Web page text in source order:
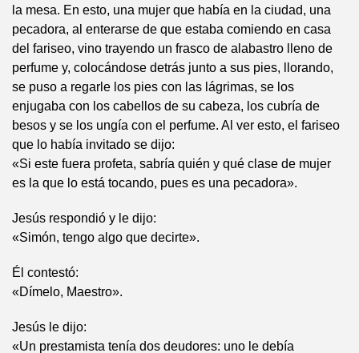
la mesa. En esto, una mujer que había en la ciudad, una
pecadora, al enterarse de que estaba comiendo en casa
del fariseo, vino trayendo un frasco de alabastro lleno de
perfume y, colocándose detrás junto a sus pies, llorando,
se puso a regarle los pies con las lágrimas, se los
enjugaba con los cabellos de su cabeza, los cubría de
besos y se los ungía con el perfume. Al ver esto, el fariseo
que lo había invitado se dijo:
«Si este fuera profeta, sabría quién y qué clase de mujer
es la que lo está tocando, pues es una pecadora».
Jesús respondió y le dijo:
«Simón, tengo algo que decirte».
Él contestó:
«Dímelo, Maestro».
Jesús le dijo:
«Un prestamista tenía dos deudores: uno le debía